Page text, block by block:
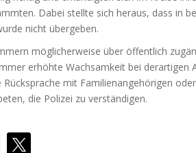
Dabei stellte sich heraus, dass in
nicht übergeben.
möglicherweise über öffentlich
erhöhte Wachsamkeit bei derartigen
mit Familienangehörigen
die Polizei zu verständigen.